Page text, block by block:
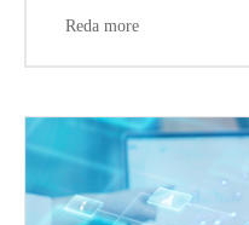
阶段，也是最大程度占据
Reda more